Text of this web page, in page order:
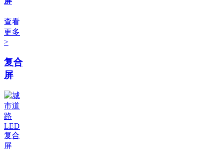
查看
更多
>
复合
屏